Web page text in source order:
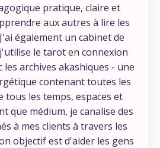
pratique, claire et
aux autres à lire les
également un cabinet de
le tarot en connexion
les archives akashiques - une
contenant toutes les
tous les temps, espaces et
que médium, je canalise des
à mes clients à travers les
objectif est d'aider les gens